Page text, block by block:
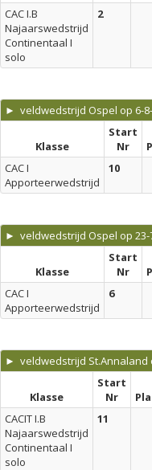
CAC I.B
Najaarswedstrijd
Continentaal I
solo
2
► veldwedstrijd Ospel op 6-
Klasse
Start
Nr
CAC I
Apporteerwedstrijd
10
► veldwedstrijd Ospel op 23-
Klasse
Start
Nr
CAC I
Apporteerwedstrijd
6
► veldwedstrijd St.Annaland
Klasse
Start
Nr
CACIT I.B
Najaarswedstrijd
Continentaal I
solo
11